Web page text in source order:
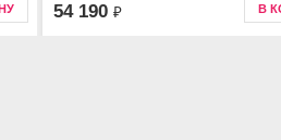
54 190 ₽ В